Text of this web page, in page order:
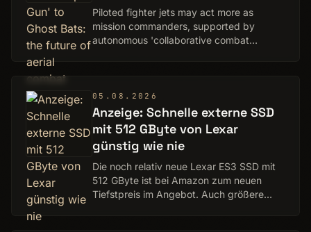
Piloted fighter jets may act more as
mission commanders, supported by
autonomous 'collaborative combat
05.08.2026
Anzeige: Schnelle externe SSD
mit 512 GByte von Lexar
günstig wie nie
Die noch relativ neue Lexar ES3 SSD mit
512 GByte ist bei Amazon zum neuen
Tiefstpreis im Angebot. Auch größere